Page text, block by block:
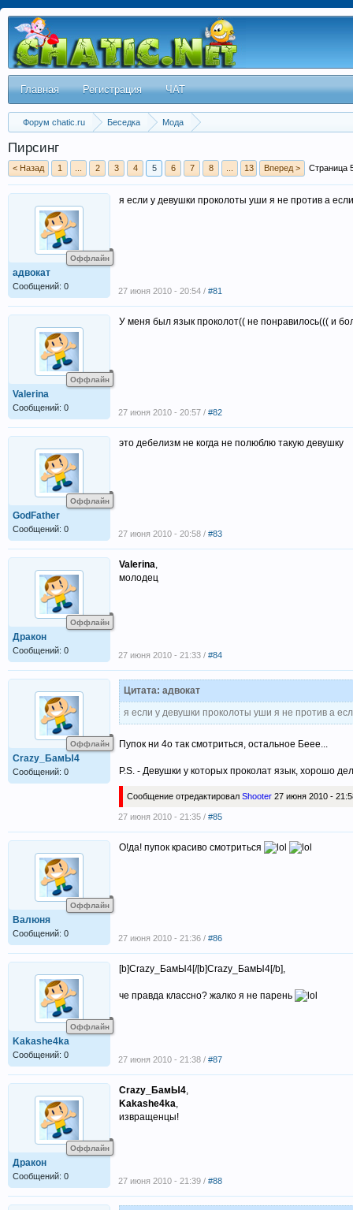
Главная Регистрация ЧАТ
Форум chatic.ru Беседка Мода
Пирсинг
< Назад 1 2 3 4 5 6 7 8 13 Вперед > Страница
Оффлайн
адвокат
Сообщений: 0
я если у девушки проколоты уши я не против а
27 июня 2010 - 20:54 / #81
Оффлайн
Valerina
Сообщений: 0
У меня был язык проколот(( не понравилось((( и
27 июня 2010 - 20:57 / #82
Оффлайн
GodFather
Сообщений: 0
это дебелизм не когда не полюблю такую девушку
27 июня 2010 - 20:58 / #83
Оффлайн
Дракон
Сообщений: 0
Valerina,
молодец
27 июня 2010 - 21:33 / #84
Оффлайн
Crazy_БамЫ4
Сообщений: 0
Цитата: адвокат
я если у девушки проколоты уши я не против а
Пупок ни 4о так смотриться, остальное Беее...
P.S. - Девушки у которых проколат язык, хорошо
Сообщение отредактировал Shooter 27 июня 2010 -
27 июня 2010 - 21:35 / #85
Оффлайн
Валюня
Сообщений: 0
О!да! пупок красиво смотриться
27 июня 2010 - 21:36 / #86
Оффлайн
Kakashe4ka
Сообщений: 0
[b]Crazy_БамЫ4[/[b]Crazy_БамЫ4[/b],
че правда классно? жалко я не парень
27 июня 2010 - 21:38 / #87
Оффлайн
Дракон
Сообщений: 0
Crazy_БамЫ4,
Kakashe4ka,
извращенцы!
27 июня 2010 - 21:39 / #88